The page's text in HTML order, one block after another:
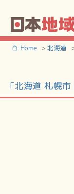
Home 北海道
「北海道 札幌